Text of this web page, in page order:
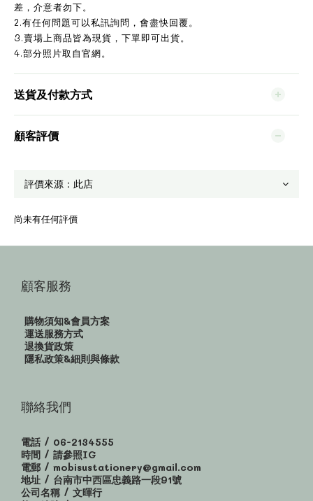
差，介意者勿下。
2.有任何問題可以私訊詢問，會盡快回覆。
3.賣場上商品皆為現貨，下單即可出貨。
4.部分照片取自官網。
送貨及付款方式
顧客評價
尚未有任何評價
顧客服務
購物須知&會員方案
運送服務方式
退換貨政策
隱私政策&細則與條款
聯絡我們
電話 / 06-2134555
時間 / 請參照IG
電郵 / mobisustationery@gmail.com
地址 / 台南市中西區忠義路一段91號
公司名稱 / 文暉行